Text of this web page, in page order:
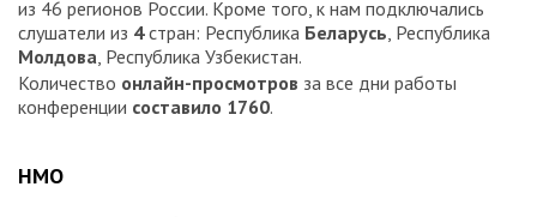
из 46 регионов России. Кроме того, к нам подключались
слушатели из 4стран: Республика Беларусь, Республика
Молдова, Республика Узбекистан.
Количество онлайн-просмотров за все дни работы
конференции составило 1760.
НМО